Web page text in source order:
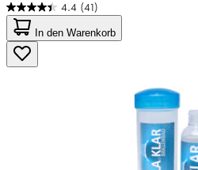
4.4 (41)
4.4
von
5
Sternen.
41
In den Warenkorb